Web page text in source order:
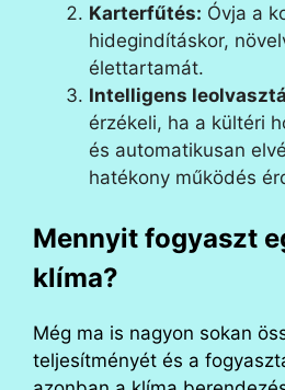
Karterfűtés: Óvja a
hidegindításkor,
élettartamát.
Intelligens
érzékeli, ha a kültéri
és automatikusan
hatékony működés
Mennyit fogyaszt
klíma?
Még ma is nagyon sokan
teljesítményét és a